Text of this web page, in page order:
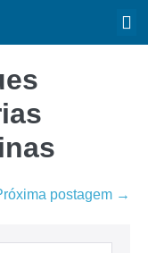
postagem →